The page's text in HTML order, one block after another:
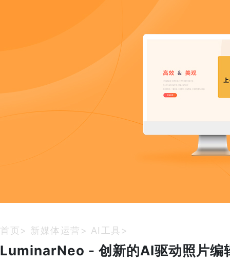
首页> 新媒体运营 > AI工具 >
LuminarNeo - 创新的AI驱动照片编